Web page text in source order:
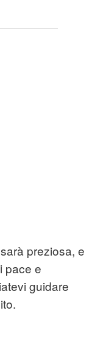
preziosa, e
pace e
guidare